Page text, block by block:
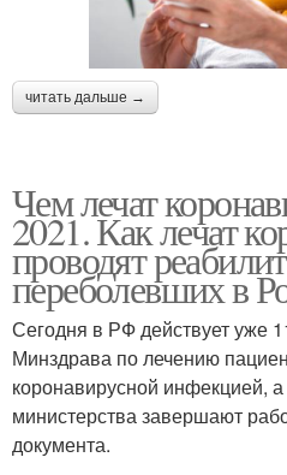
читать дальше →
Чем лечат
2021. Как лечат
проводят
переболевших в
Сегодня в РФ действует уже
Минздрава по лечению
коронавирусной инфекцией,
министерства завершают
документа.